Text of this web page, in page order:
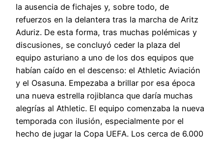
la ausencia de fichajes y, sobre todo, de
refuerzos en la delantera tras la marcha de Aritz
Aduriz. De esta forma, tras muchas polémicas y
discusiones, se concluyó ceder la plaza del
equipo asturiano a uno de los dos equipos que
habían caído en el descenso: el Athletic Aviación
y el Osasuna. Empezaba a brillar por esa época
una nueva estrella rojiblanca que daría muchas
alegrías al Athletic. El equipo comenzaba la nueva
temporada con ilusión, especialmente por el
hecho de jugar la Copa UEFA. Los cerca de 6.000